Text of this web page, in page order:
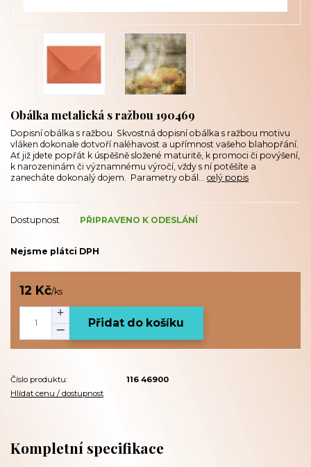
Obálka metalická s ražbou 190469
Dopisní obálka s ražbou Skvostná dopisní obálka s ražbou motivu
vláken dokonale dotvoří naléhavost a upřímnost vašeho blahopřání.
Ať již jdete popřát k úspěšně složené maturitě, k promoci či povýšení,
k narozeninám či významnému výročí, vždy s ní potěšíte a
zanecháte dokonalý dojem. Parametry obál... celý popis
Dostupnost PŘIPRAVENO K ODESLÁNÍ
Nejsme plátci DPH
12 Kč/ks
Přidat do košíku
Číslo produktu:
116 46900
Hlídat cenu / dostupnost
Kompletní specifikace